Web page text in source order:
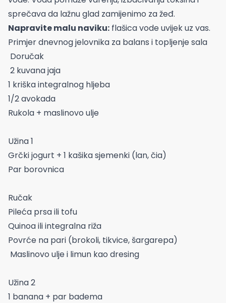
sprečava da lažnu glad zamijenimo za žeđ.
Napravite malu naviku: flašica vode uvijek uz vas.
Primjer dnevnog jelovnika za balans i topljenje sala
Doručak
2 kuvana jaja
1 kriška integralnog hljeba
1/2 avokada
Rukola + maslinovo ulje
Užina 1
Grčki jogurt + 1 kašika sjemenki (lan, čia)
Par borovnica
Ručak
Pileća prsa ili tofu
Quinoa ili integralna riža
Povrće na pari (brokoli, tikvice, šargarepa)
Maslinovo ulje i limun kao dresing
Užina 2
1 banana + par badema